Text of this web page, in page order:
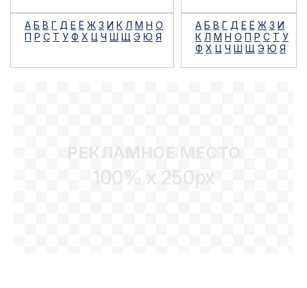
А Б В Г Д Е Ё Ж З И К Л М Н О
П Р С Т У Ф Х Ц Ч Ш Щ Э Ю Я
А Б В Г Д Е Ё Ж З И
К Л М Н О П Р С Т У
Ф Х Ц Ч Ш Щ Э Ю Я
РЕКЛАМНОЕ МЕСТО
100% x 250px